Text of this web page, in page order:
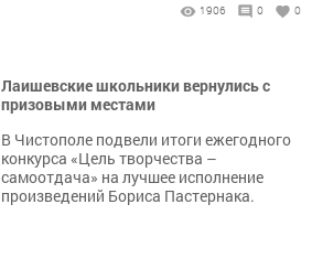
1906 0 0
Лаишевские школьники вернулись с
призовыми местами
В Чистополе подвели итоги ежегодного
конкурса «Цель творчества –
самоотдача» на лучшее исполнение
произведений Бориса Пастернака.